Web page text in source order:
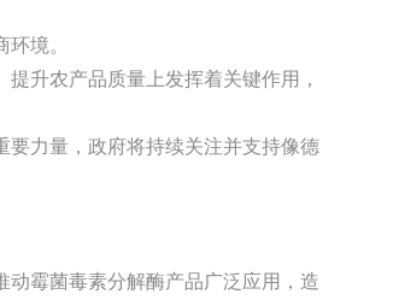
环境。
升农产品质量上发挥着关键作用，
要力量，政府将持续关注并支持像德
霉菌毒素分解酶产品广泛应用，造